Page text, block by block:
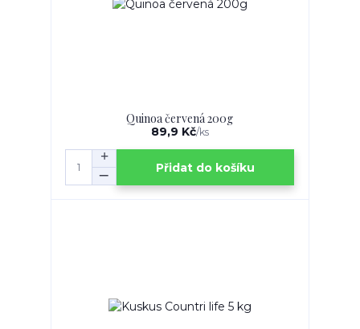
Quinoa červená 200g
89,9 Kč/ks
Přidat do košíku